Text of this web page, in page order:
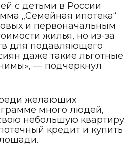
с детьми в России
„Семейная ипотека“
и первоначальным
жилья, но из-за
для подавляющего
даже такие льготные
— подчеркнул
желающих
много людей,
небольшую квартиру.
кредит и купить